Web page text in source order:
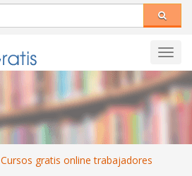
Cursos gratis online trabajadores